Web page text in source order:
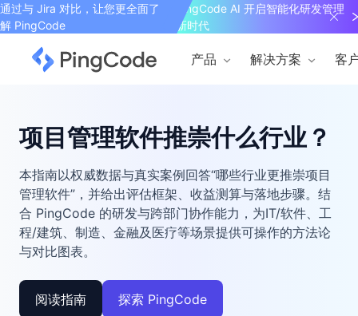
通过与 Jira 对比，让您更全面了
解 PingCode
PingCode AI 开启智能化研发管理
新时代
产品 解决方案 客
项目管理软件推崇什么行业？
本指南以权威数据与真实案例回答“哪些行业更推崇项目
管理软件”，并给出评估框架、收益测算与落地步骤。结
合 PingCode 的研发与跨部门协作能力，为IT/软件、工
程/建筑、制造、金融及医疗等场景提供可操作的方法论
与对比图表。
阅读指南 探索 PingCode